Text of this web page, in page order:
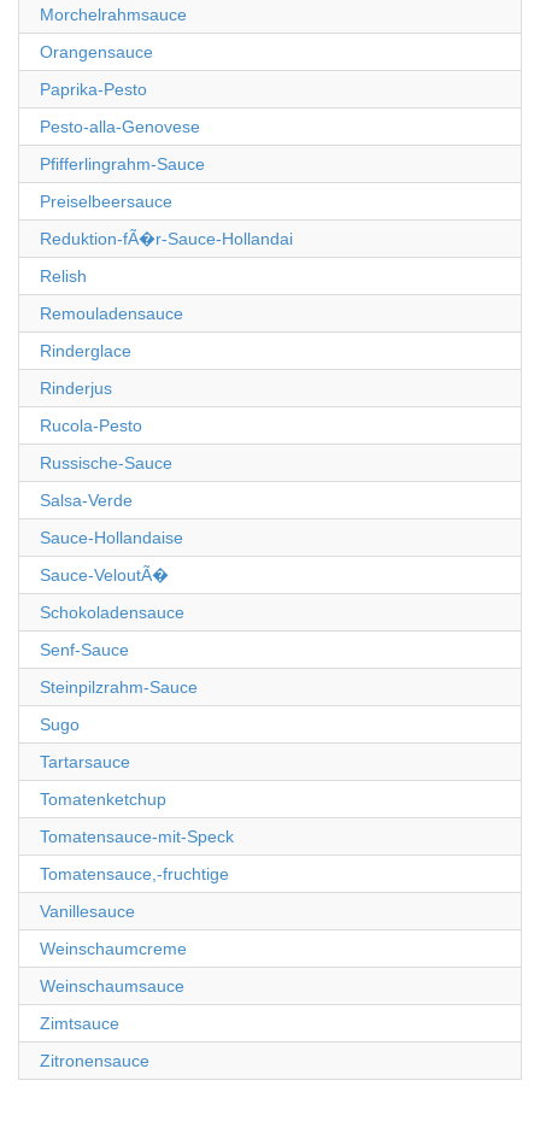
Morchelrahmsauce
Orangensauce
Paprika-Pesto
Pesto-alla-Genovese
Pfifferlingrahm-Sauce
Preiselbeersauce
Reduktion-fÃ�r-Sauce-Hollandai
Relish
Remouladensauce
Rinderglace
Rinderjus
Rucola-Pesto
Russische-Sauce
Salsa-Verde
Sauce-Hollandaise
Sauce-VeloutÃ�
Schokoladensauce
Senf-Sauce
Steinpilzrahm-Sauce
Sugo
Tartarsauce
Tomatenketchup
Tomatensauce-mit-Speck
Tomatensauce,-fruchtige
Vanillesauce
Weinschaumcreme
Weinschaumsauce
Zimtsauce
Zitronensauce